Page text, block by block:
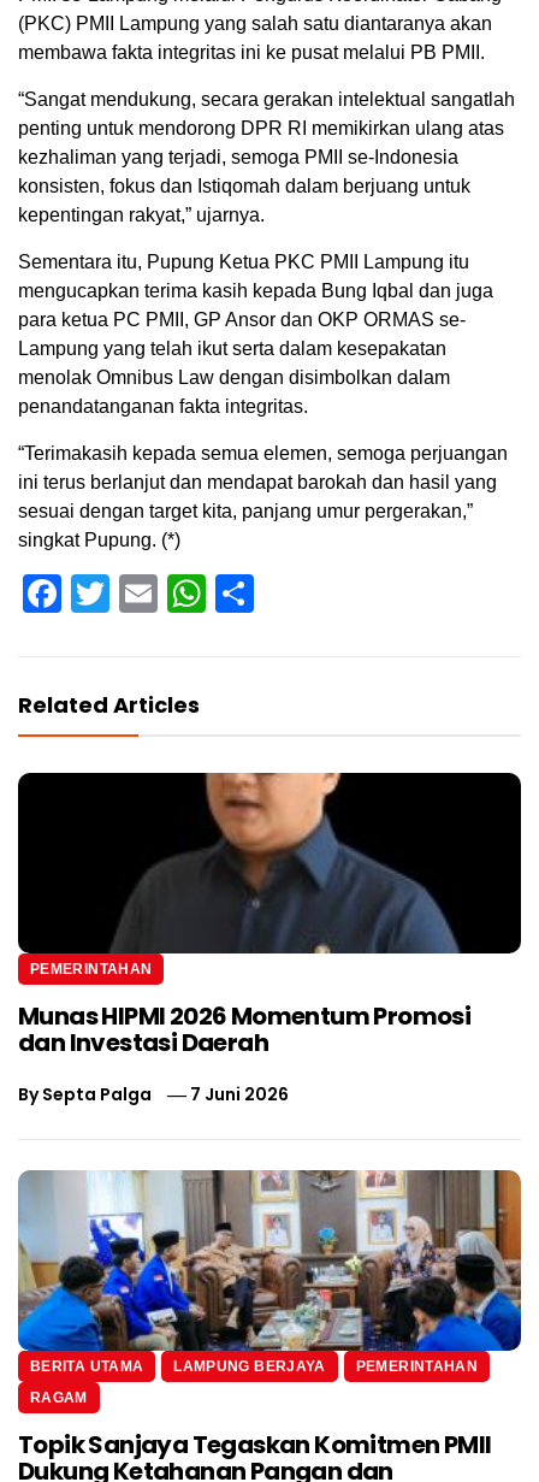
(PKC) PMII Lampung yang salah satu diantaranya akan
membawa fakta integritas ini ke pusat melalui PB PMII.
“Sangat mendukung, secara gerakan intelektual sangatlah
penting untuk mendorong DPR RI memikirkan ulang atas
kezhaliman yang terjadi, semoga PMII se-Indonesia
konsisten, fokus dan Istiqomah dalam berjuang untuk
kepentingan rakyat,” ujarnya.
Sementara itu, Pupung Ketua PKC PMII Lampung itu
mengucapkan terima kasih kepada Bung Iqbal dan juga
para ketua PC PMII, GP Ansor dan OKP ORMAS se-
Lampung yang telah ikut serta dalam kesepakatan
menolak Omnibus Law dengan disimbolkan dalam
penandatanganan fakta integritas.
“Terimakasih kepada semua elemen, semoga perjuangan
ini terus berlanjut dan mendapat barokah dan hasil yang
sesuai dengan target kita, panjang umur pergerakan,”
singkat Pupung. (*)
Facebook
Twitter
EmailWhatsApp
Related Articles
PEMERINTAHAN
Munas HIPMI 2026 Momentum Promosi
dan Investasi Daerah
BySepta Palga 7 Juni 2026
BERITA UTAMA LAMPUNG BERJAYA
PEMERINTAHAN
RAGAM
Topik Sanjaya Tegaskan Komitmen PMII
Dukung Ketahanan Pangan dan